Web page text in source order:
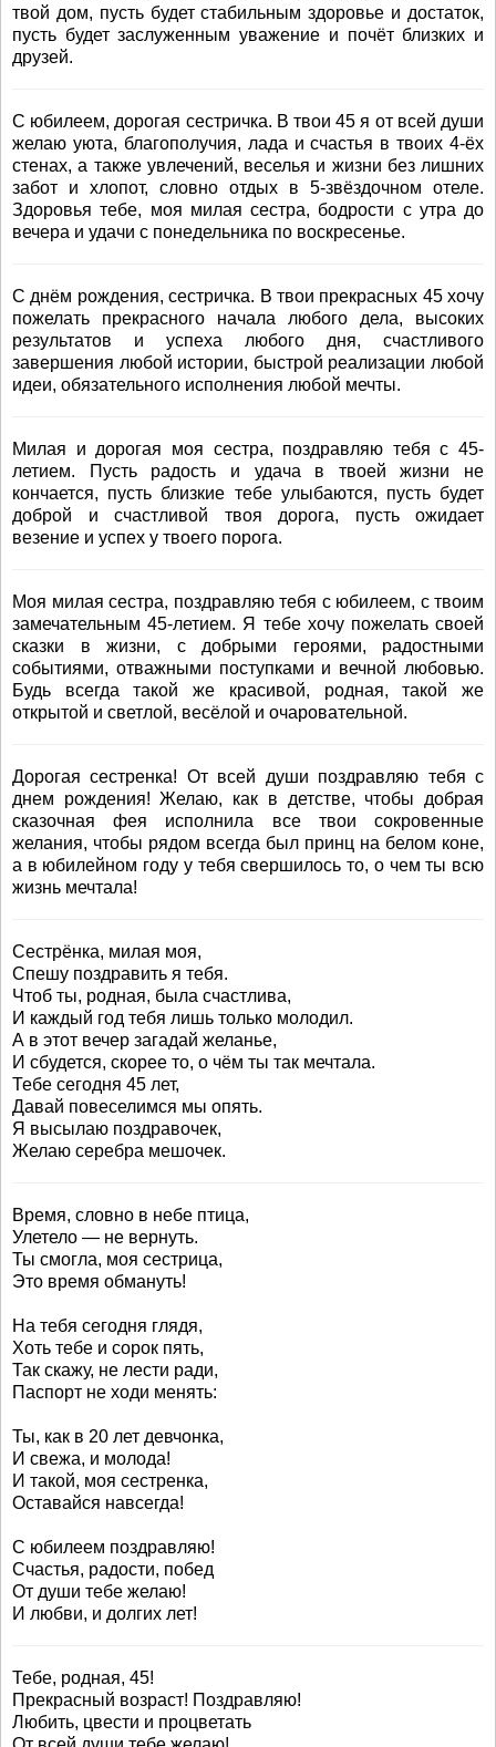
твой дом, пусть будет стабильным здоровье и достаток,
пусть будет заслуженным уважение и почёт близких и
друзей.
С юбилеем, дорогая сестричка. В твои 45 я от всей души
желаю уюта, благополучия, лада и счастья в твоих 4-ёх
стенах, а также увлечений, веселья и жизни без лишних
забот и хлопот, словно отдых в 5-звёздочном отеле.
Здоровья тебе, моя милая сестра, бодрости с утра до
вечера и удачи с понедельника по воскресенье.
С днём рождения, сестричка. В твои прекрасных 45 хочу
пожелать прекрасного начала любого дела, высоких
результатов и успеха любого дня, счастливого
завершения любой истории, быстрой реализации любой
идеи, обязательного исполнения любой мечты.
Милая и дорогая моя сестра, поздравляю тебя с 45-
летием. Пусть радость и удача в твоей жизни не
кончается, пусть близкие тебе улыбаются, пусть будет
доброй и счастливой твоя дорога, пусть ожидает
везение и успех у твоего порога.
Моя милая сестра, поздравляю тебя с юбилеем, с твоим
замечательным 45-летием. Я тебе хочу пожелать своей
сказки в жизни, с добрыми героями, радостными
событиями, отважными поступками и вечной любовью.
Будь всегда такой же красивой, родная, такой же
открытой и светлой, весёлой и очаровательной.
Дорогая сестренка! От всей души поздравляю тебя с
днем рождения! Желаю, как в детстве, чтобы добрая
сказочная фея исполнила все твои сокровенные
желания, чтобы рядом всегда был принц на белом коне,
а в юбилейном году у тебя свершилось то, о чем ты всю
жизнь мечтала!
Сестрёнка, милая моя,
Спешу поздравить я тебя.
Чтоб ты, родная, была счастлива,
И каждый год тебя лишь только молодил.
А в этот вечер загадай желанье,
И сбудется, скорее то, о чём ты так мечтала.
Тебе сегодня 45 лет,
Давай повеселимся мы опять.
Я высылаю поздравочек,
Желаю серебра мешочек.
Время, словно в небе птица,
Улетело — не вернуть.
Ты смогла, моя сестрица,
Это время обмануть!
На тебя сегодня глядя,
Хоть тебе и сорок пять,
Так скажу, не лести ради,
Паспорт не ходи менять:
Ты, как в 20 лет девчонка,
И свежа, и молода!
И такой, моя сестренка,
Оставайся навсегда!
С юбилеем поздравляю!
Счастья, радости, побед
От души тебе желаю!
И любви, и долгих лет!
Тебе, родная, 45!
Прекрасный возраст! Поздравляю!
Любить, цвести и процветать